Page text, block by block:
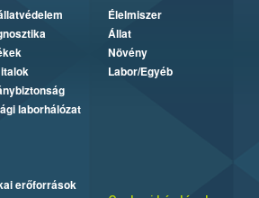
laborhálózat
erőforrások
Élelmiszer
Állat
Növény
Labor/Egyéb